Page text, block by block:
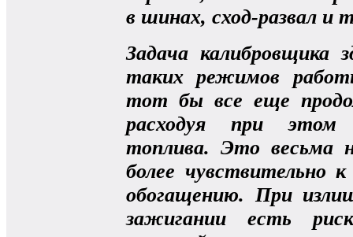
в шинах, сход-развал и
Задача калибровщика
таких режимов
тот бы все еще
расходуя при этом
топлива. Это весьма
более чувствительно
обогащению. При
зажигании есть